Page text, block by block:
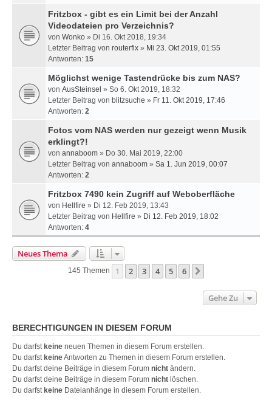
Fritzbox - gibt es ein Limit bei der Anzahl
Videodateien pro Verzeichnis?
von Wonko » Di 16. Okt 2018, 19:34
Letzter Beitrag von routerfix » Mi 23. Okt 2019, 01:55
Antworten: 15
Möglichst wenige Tastendrücke bis zum NAS?
von AusSteinsel » So 6. Okt 2019, 18:32
Letzter Beitrag von blitzsuche » Fr 11. Okt 2019, 17:46
Antworten: 2
Fotos vom NAS werden nur gezeigt wenn Musik
erklingt?!
von annaboom » Do 30. Mai 2019, 22:00
Letzter Beitrag von annaboom » Sa 1. Jun 2019, 00:07
Antworten: 2
Fritzbox 7490 kein Zugriff auf Weboberfläche
von Hellfire » Di 12. Feb 2019, 13:43
Letzter Beitrag von Hellfire » Di 12. Feb 2019, 18:02
Antworten: 4
Neues Thema
145 Themen 1 2 3 4 5 6
Gehe Zu
BERECHTIGUNGEN IN DIESEM FORUM
Du darfst keine neuen Themen in diesem Forum erstellen.
Du darfst keineAntworten zu Themen in diesem Forum erstellen.
Du darfst deine Beiträge in diesem Forum nicht ändern.
Du darfst deine Beiträge in diesem Forum nicht löschen.
Du darfst keine Dateianhänge in diesem Forum erstellen.